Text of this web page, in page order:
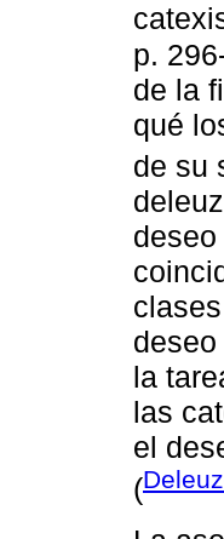
p.
de la
qué
de su
la
las
el
(